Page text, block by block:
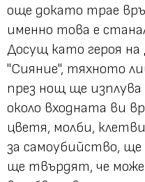
още докато трае
именно това е
Досущ като героя
"Сияние", тяхното
през нощ ще изплува
около входната ви
цветя, молби,
за самоубийство,
ще твърдят, че може